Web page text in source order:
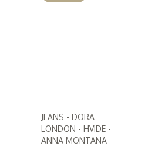
JEANS - DORA
LONDON - HVIDE -
ANNA MONTANA